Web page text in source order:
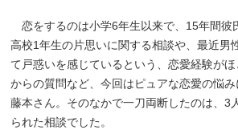
恋をするのは小学6年生以来で、15年間彼
高校1年生の片思いに関する相談や、最近男
て戸惑いを感じているという、恋愛経験が
からの質問など、今回はピュアな恋愛の悩
藤本さん。そのなかで一刀両断したのは、3
られた相談でした。